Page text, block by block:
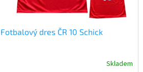
Fotbalový dres ČR 10 Schick
Skladem